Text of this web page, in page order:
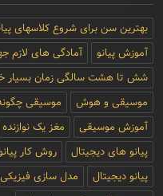
بهترین سن برای شروع کلاسهای
آموزش پیانو
آمادگی های لازم
شش تا هشت سالگی زمان بسیار
موسیقی و هوش
موسیقی
آموزش موسیقی
مغز یک نوازنده
پیانو های دیجیتال
روش کار
پیانو دیجیتال
مدل سازی فیزیکی